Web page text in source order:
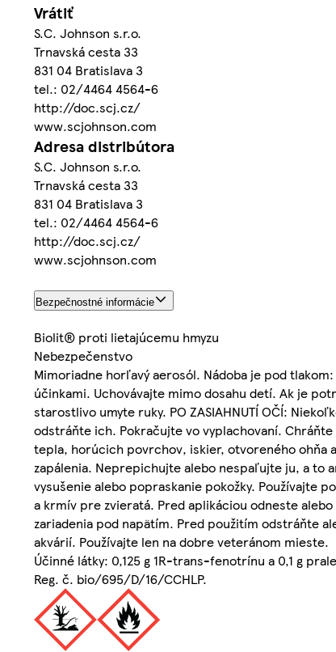
Vrátiť
S.C. Johnson s.r.o.
Trnavská cesta 33
831 04 Bratislava 3
tel.: 02/4464 4564-6
http://doc.scj.cz/
www.scjohnson.com
Adresa distribútora
S.C. Johnson s.r.o.
Trnavská cesta 33
831 04 Bratislava 3
tel.: 02/4464 4564-6
http://doc.scj.cz/
www.scjohnson.com
Bezpečnostné informácie
Biolit® proti lietajúcemu hmyzu
Nebezpečenstvo
Mimoriadne horľavý aerosól. Nádoba je pod
účinkami. Uchovávajte mimo dosahu detí. Ak je
starostlivo umyte ruky. PO ZASIAHNUTÍ OČÍ:
odstráňte ich. Pokračujte vo vyplachovaní.
tepla, horúcich povrchov, iskier, otvoreného ohňa
zapálenia. Neprepichujte alebo nespaľujte ju, a to
vysušenie alebo popraskanie pokožky. Používajte
a krmív pre zvieratá. Pred aplikáciou odneste
zariadenia pod napätím. Pred použitím odstráňte
akvárií. Používajte len na dobre veteránom mieste.
Účinné látky: 0,125 g 1R-trans-fenotrínu a 0,1 g
Reg. č. bio/695/D/16/CCHLP.